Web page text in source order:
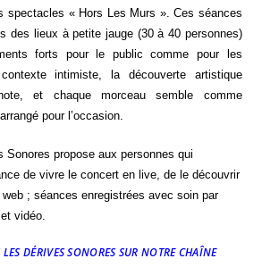
spectacles « Hors Les Murs ». Ces séances
des lieux à petite jauge (30 à 40 personnes)
forts pour le public comme pour les
intimiste, la découverte artistique
et chaque morceau semble comme
pour l’occasion.
Sonores propose aux personnes qui
de vivre le concert en live, de le découvrir
; séances enregistrées avec soin par
vidéo.
LES DÉRIVES SONORES SUR NOTRE CHAÎNE